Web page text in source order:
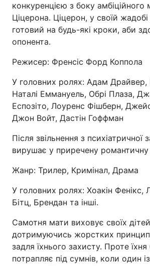
конкуренцією з боку амбіційного
Ціцерона. Ціцерон, у своїй
готовий на будь-які кроки, аби
опонента.
Режисер: Френсіс Форд Коппола
У головних ролях: Адам
Наталі Еммануель, Обрі Плаза,
Еспозіто, Лоуренс Фішберн,
Джон Войт, Дастін Гоффман
Після звільнення з психіатричної
вирушає у приречену романтичну
Жанр: Трилер, Кримінал, Драма
У головних ролях: Хоакін Фенікс,
Бітц, Брендан та інші.
Самотня мати виховує своїх
дотримуючись жорстких
задля їхнього захисту. Проте їхня
потрапляє під сумнів, коли один